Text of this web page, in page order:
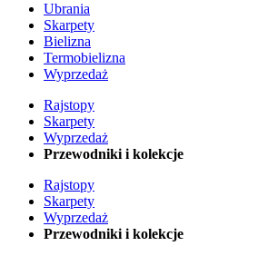
Ubrania
Skarpety
Bielizna
Termobielizna
Wyprzedaż
Rajstopy
Skarpety
Wyprzedaż
Przewodniki i kolekcje
Rajstopy
Skarpety
Wyprzedaż
Przewodniki i kolekcje